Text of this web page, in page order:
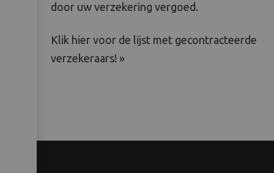
door uw verzekering vergoed.
Klik hier voor de lijst met gecontracteerde
verzekeraars! »